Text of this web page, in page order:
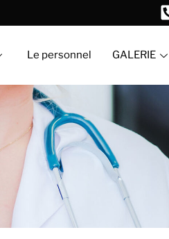
Le personnel GALERIE